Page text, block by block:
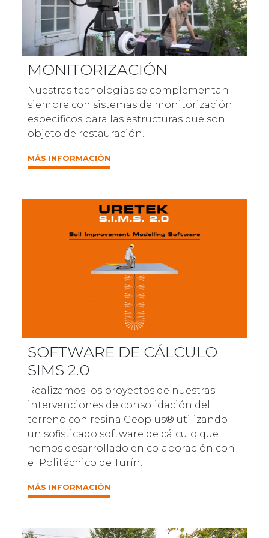
MONITORIZACIÓN
Nuestras tecnologías se complementan
siempre con sistemas de monitorización
específicos para las estructuras que son
objeto de restauración.
MÁS INFORMACIÓN
SOFTWARE DE CÁLCULO
SIMS 2.0
Realizamos los proyectos de nuestras
intervenciones de consolidación del
terreno con resina Geoplus® utilizando
un sofisticado software de cálculo que
hemos desarrollado en colaboración con
el Politécnico de Turín.
MÁS INFORMACIÓN